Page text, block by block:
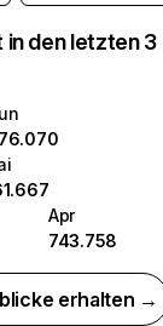
den letzten 3
Apr
743.758
erhalten →